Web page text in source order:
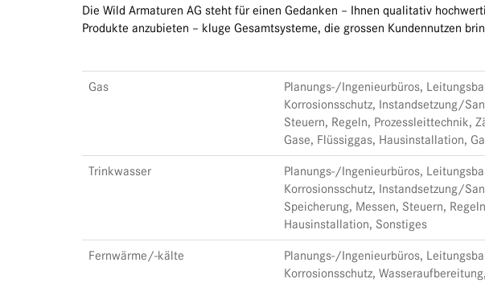
Die Wild Armaturen AG steht für einen Gedanken – Ihnen qualitativ
Produkte anzubieten – kluge Gesamtsysteme, die grossen Kundennutzen
Gas
Planungs-/Ingenieurbüros,
Korrosionsschutz, Instandsetzung/
Steuern, Regeln, Prozessleittechnik,
Gase, Flüssiggas, Hausinstallation,
Trinkwasser
Planungs-/Ingenieurbüros,
Korrosionsschutz, Instandsetzung/
Speicherung, Messen, Steuern,
Hausinstallation, Sonstiges
Fernwärme/-kälte
Planungs-/Ingenieurbüros,
Korrosionsschutz,